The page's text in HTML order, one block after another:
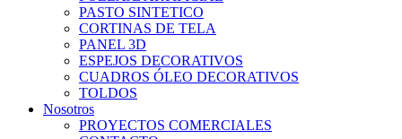
PASTO SINTETICO
CORTINAS DE TELA
PANEL 3D
ESPEJOS DECORATIVOS
CUADROS ÓLEO DECORATIVOS
TOLDOS
Nosotros
PROYECTOS COMERCIALES